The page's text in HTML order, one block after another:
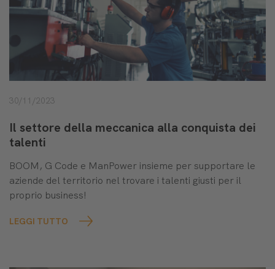
30/11/2023
Il settore della meccanica alla conquista dei
talenti
BOOM, G Code e ManPower insieme per supportare le
aziende del territorio nel trovare i talenti giusti per il
proprio business!
LEGGI TUTTO